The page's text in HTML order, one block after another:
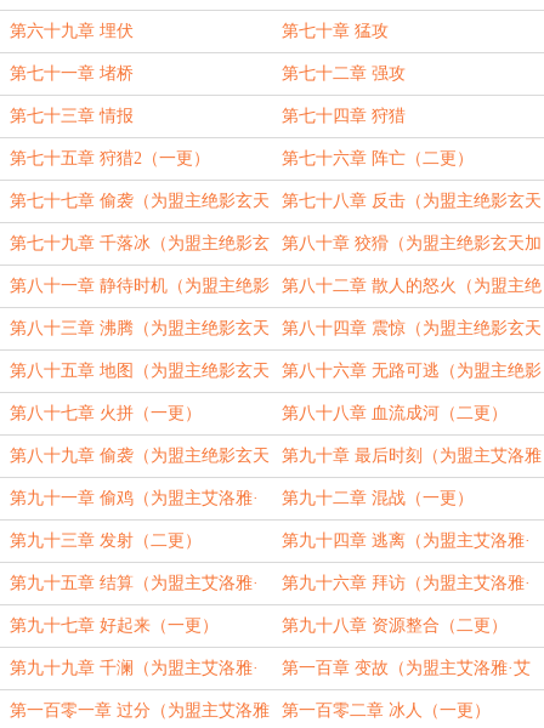
第六十九章 埋伏 第七十章 猛攻
第七十一章 堵桥 第七十二章 强攻
第七十三章 情报 第七十四章 狩猎
第七十五章 狩猎2（一更） 第七十六章 阵亡（二更）
第七十七章 偷袭（为盟主绝影玄天
加更）（三更）
第七十八章 反击（为盟主绝影玄天
加更）（四更）
第七十九章 千落冰（为盟主绝影玄
天加更）（五更）
第八十章 狡猾（为盟主绝影玄天加
更）（六更）
第八十一章 静待时机（为盟主绝影
玄天加更）（七更）
第八十二章 散人的怒火（为盟主绝
影玄天加更）（八更）
第八十三章 沸腾（为盟主绝影玄天
加更）（九更）
第八十四章 震惊（为盟主绝影玄天
加更）（十更）
第八十五章 地图（为盟主绝影玄天
加更）（十一更）
第八十六章 无路可逃（为盟主绝影
玄天加更）（十二更）
第八十七章 火拼（一更） 第八十八章 血流成河（二更）
第八十九章 偷袭（为盟主绝影玄天
加更）（三更）
第九十章 最后时刻（为盟主艾洛雅
·艾羅亞加更）（四更）
第九十一章 偷鸡（为盟主艾洛雅·
艾羅亞加更）（五更）
第九十二章 混战（一更）
第九十三章 发射（二更） 第九十四章 逃离（为盟主艾洛雅·
艾羅亞加更）（三更）
第九十五章 结算（为盟主艾洛雅·
艾羅亞加更）（四更）
第九十六章 拜访（为盟主艾洛雅·
艾羅亞加更）（五更）
第九十七章 好起来（一更） 第九十八章 资源整合（二更）
第九十九章 千澜（为盟主艾洛雅·
艾羅亞加更）（三更）
第一百章 变故（为盟主艾洛雅·艾
羅亞加更）（四更）
第一百零一章 过分（为盟主艾洛雅 第一百零二章 冰人（一更）